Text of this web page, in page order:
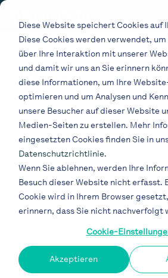
Diese Website speichert Cookies auf
Diese Cookies werden verwendet,
über Ihre Interaktion mit unserer
und damit wir uns an Sie erinnern
diese Informationen, um Ihre
optimieren und um Analysen und
unsere Besucher auf dieser Website
Medien-Seiten zu erstellen. Mehr
eingesetzten Cookies finden Sie in
Datenschutzrichtlinie.
Wenn Sie ablehnen, werden Ihre
Besuch dieser Website nicht erfasst.
Cookie wird in Ihrem Browser
erinnern, dass Sie nicht nachverfolgt
Cookie-
Akzeptieren
Skip
main
content.
Blog
Thema
Art